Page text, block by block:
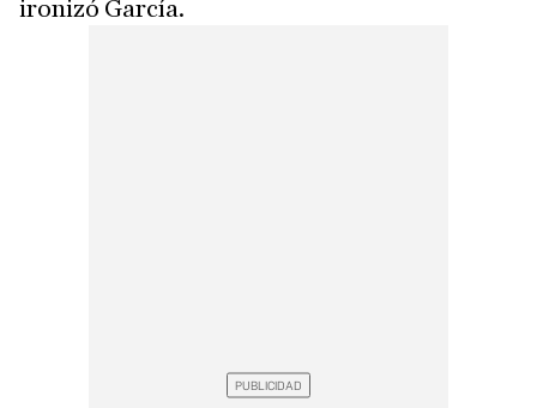
ironizó García.